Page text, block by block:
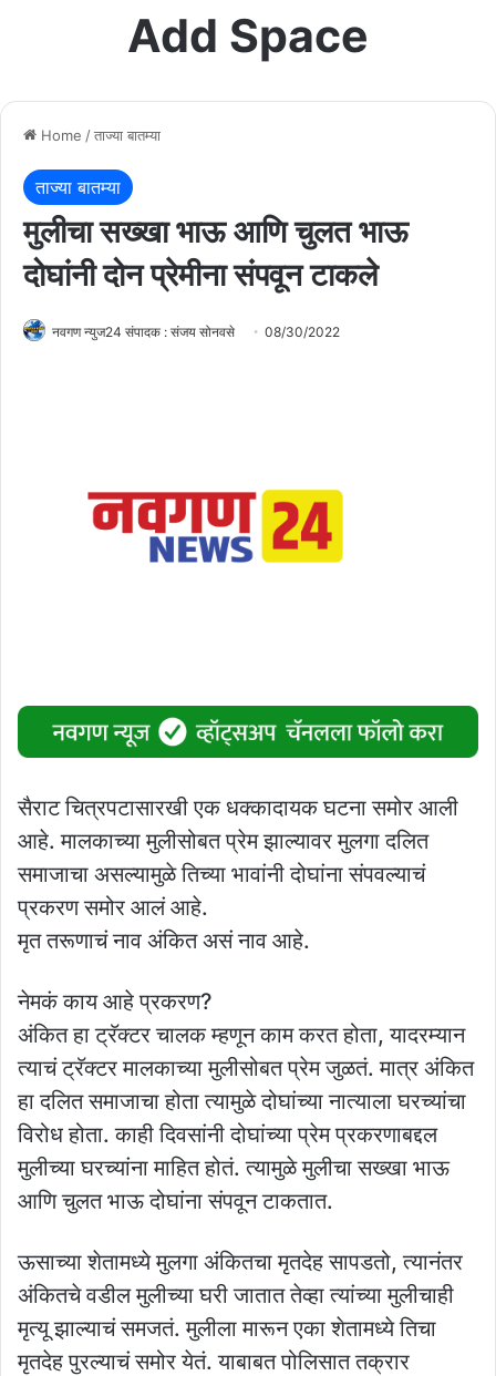
Add Space
Home /ताज्या बातम्या
ताज्या बातम्या
मुलीचा सख्खा भाऊ आणि चुलत भाऊ
दोघांनी दोन प्रेमीना संपवून टाकले
नवगण न्युज24 संपादक : संजय सोनवसे 08/30/2022
सैराट चित्रपटासारखी एक धक्कादायक घटना समोर आली
आहे. मालकाच्या मुलीसोबत प्रेम झाल्यावर मुलगा दलित
समाजाचा असल्यामुळे तिच्या भावांनी दोघांना संपवल्याचं
प्रकरण समोर आलं आहे.
मृत तरूणाचं नाव अंकित असं नाव आहे.
नेमकं काय आहे प्रकरण?
अंकित हा ट्रॅक्टर चालक म्हणून काम करत होता, यादरम्यान
त्याचं ट्रॅक्टर मालकाच्या मुलीसोबत प्रेम जुळतं. मात्र अंकित
हा दलित समाजाचा होता त्यामुळे दोघांच्या नात्याला घरच्यांचा
विरोध होता. काही दिवसांनी दोघांच्या प्रेम प्रकरणाबद्दल
मुलीच्या घरच्यांना माहित होतं. त्यामुळे मुलीचा सख्खा भाऊ
आणि चुलत भाऊ दोघांना संपवून टाकतात.
ऊसाच्या शेतामध्ये मुलगा अंकितचा मृतदेह सापडतो, त्यानंतर
अंकितचे वडील मुलीच्या घरी जातात तेव्हा त्यांच्या मुलीचाही
मृत्यू झाल्याचं समजतं. मुलीला मारून एका शेतामध्ये तिचा
मृतदेह पुरल्याचं समोर येतं. याबाबत पोलिसात तक्रार